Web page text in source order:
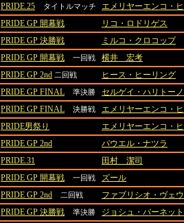
PRIDE.25 タイトルマッチ
エメリヤーエンコ・
PRIDE GP 開幕戦
リコ・ロドリゲス
PRIDE GP 決勝戦
ミルコ・クロコップ
PRIDE GP 開幕戦 一回戦
横井 宏考
PRIDE GP 2nd 二回戦 ヒース・ヒーリング
PRIDE GP FINAL 準決勝
セルゲイ・ハリトー
PRIDE GP FINAL
決勝戦
エメリヤーエンコ・
PRIDE男祭り
エメリヤーエンコ・
PRIDE GP 2nd
パウエル・ナツラ
PRIDE.31
田村 潔司
PRIDE GP 開幕戦 一回戦
ズール
PRIDE GP 2nd 二回戦
ファブリシオ・ヴェ
PRIDE GP 決勝戦 準決勝
ジョシュ・バーネット